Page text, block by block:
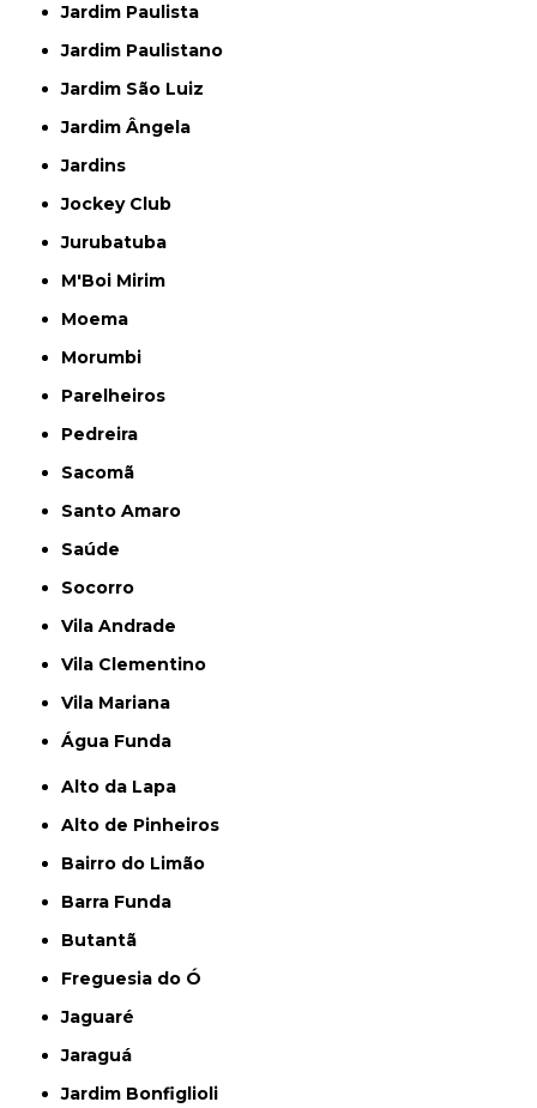
Jardim Paulista
Jardim Paulistano
Jardim São Luiz
Jardim Ângela
Jardins
Jockey Club
Jurubatuba
M'Boi Mirim
Moema
Morumbi
Parelheiros
Pedreira
Sacomã
Santo Amaro
Saúde
Socorro
Vila Andrade
Vila Clementino
Vila Mariana
Água Funda
Alto da Lapa
Alto de Pinheiros
Bairro do Limão
Barra Funda
Butantã
Freguesia do Ó
Jaguaré
Jaraguá
Jardim Bonfiglioli